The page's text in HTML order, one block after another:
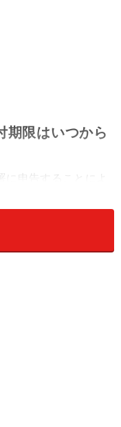
期限はいつから
に申告することによ
や期限は、ぞれぞれ